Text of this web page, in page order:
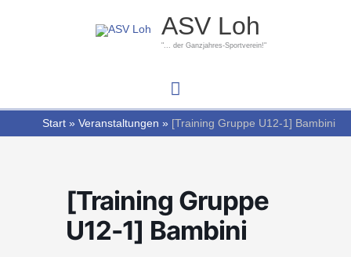
ASV Loh
"... der Ganzjahres-Sportverein!"
Hauptmenü
Start Veranstaltungen [Training Gruppe U12-1] Bambini
[Training Gruppe
U12-1] Bambini